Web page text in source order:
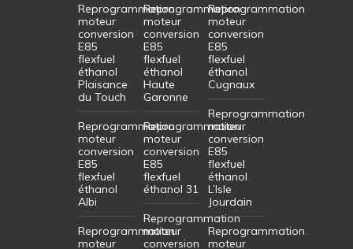
Reprogrammation
moteur
conversion
E85
flexfuel
éthanol
Plaisance
du Touch
Reprogrammation
moteur
conversion
E85
flexfuel
éthanol
Albi
Reprogrammation
moteur
Reprogrammation
moteur
conversion
E85
flexfuel
éthanol
Haute
Garonne
Reprogrammation
moteur
conversion
E85
flexfuel
éthanol 31
Reprogrammation
moteur
conversion
Reprogrammation
moteur
conversion
E85
flexfuel
éthanol
Cugnaux
Reprogrammation
moteur
conversion
E85
flexfuel
éthanol
L’Isle
Jourdain
Reprogrammation
moteur